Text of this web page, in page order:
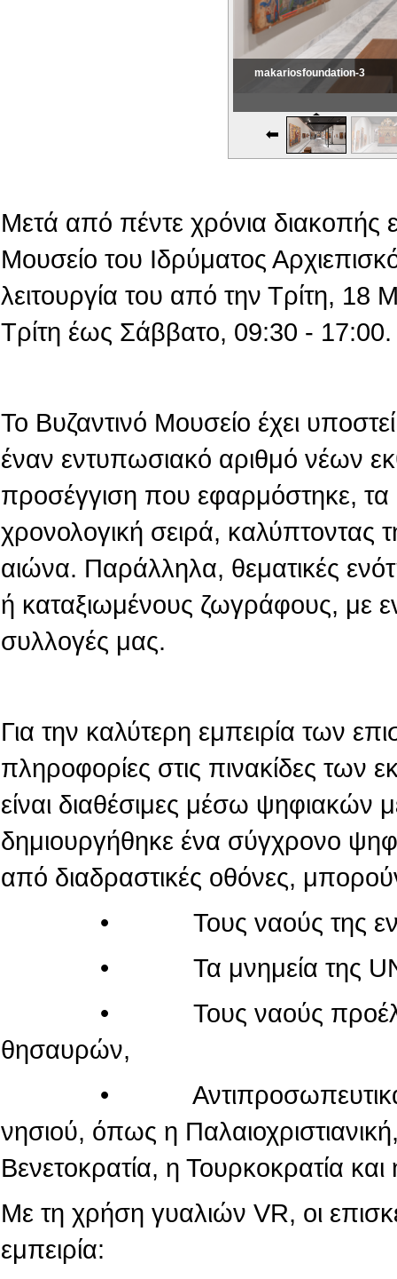
makariosfoundation-3
Μετά από πέντε χρόνια διακοπής
Μουσείο του Ιδρύματος
λειτουργία του από την Τρίτη,
Τρίτη έως Σάββατο, 09:30 - 17:00.
Το Βυζαντινό Μουσείο έχει υποστεί
έναν εντυπωσιακό αριθμό νέων
προσέγγιση που εφαρμόστηκε, τα
χρονολογική σειρά, καλύπτοντας
αιώνα. Παράλληλα, θεματικές
ή καταξιωμένους ζωγράφους, με
συλλογές μας.
Για την καλύτερη εμπειρία των
πληροφορίες στις πινακίδες των
είναι διαθέσιμες μέσω
δημιουργήθηκε ένα σύγχρονο
από διαδραστικές οθόνες,
• Τους ναούς της εντός
• Τα μνημεία της
• Τους ναούς
θησαυρών,
• Αντιπροσωπευτικά
νησιού, όπως η
Βενετοκρατία, η Τουρκοκρατία
Με τη χρήση γυαλιών VR, οι
εμπειρία: